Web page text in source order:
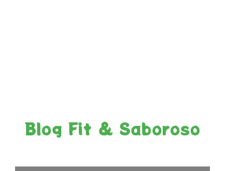
Blog Fit & Saboroso